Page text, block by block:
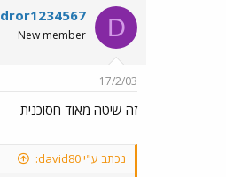
D
dror1234567
New member
17/2/03
זה שיטה מאוד חסוכנית
נכתב ע"י david80: